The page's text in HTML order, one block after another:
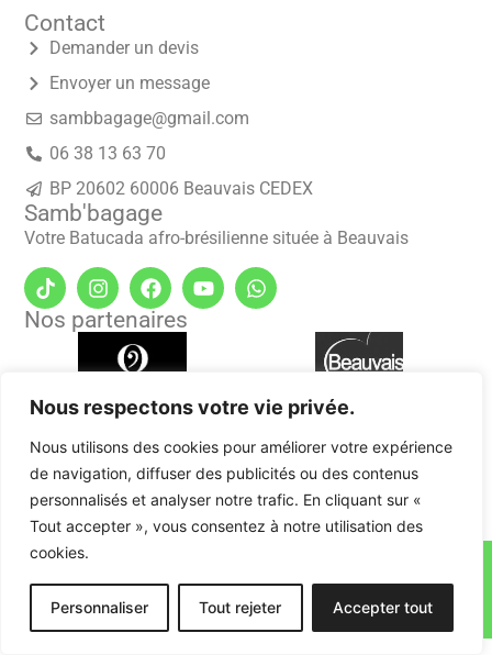
Nous respectons votre vie privée.
Nous utilisons des cookies pour améliorer votre expérience
de navigation, diffuser des publicités ou des contenus
personnalisés et analyser notre trafic. En cliquant sur «
Tout accepter », vous consentez à notre utilisation des
cookies.
Personnaliser Tout rejeter Accepter tout
Samb'bagage
Votre Batucada afro-brésilienne située à Beauvais
Contact
Demander un devis
Envoyer un message
sambbagage@gmail.com
06 38 13 63 70
BP 20602 60006 Beauvais CEDEX
Nos partenaires
Site web réalisé par DENAUX DESIGN
Politique de confidentialité & Mentions légales